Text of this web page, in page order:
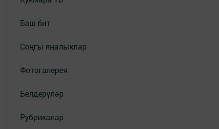
Баш бит
Соңгы яңалыклар
Фотогалерея
Белдерүләр
Рубрикалар